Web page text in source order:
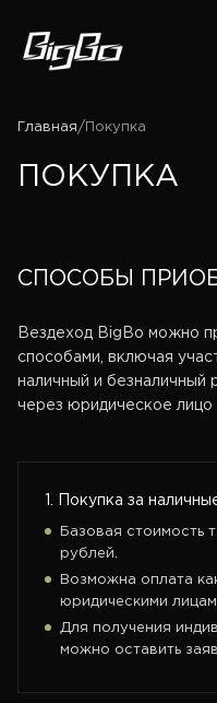
Главная/ Покупка
ПОКУПКА
СПОСОБЫ
Вездеход BigBo можно
способами, включая
наличный и
через юридическое лицо
1. Покупка за
Базовая стоимость
рублей.
Возможна оплата
юридическими
Для получения
можно оставить